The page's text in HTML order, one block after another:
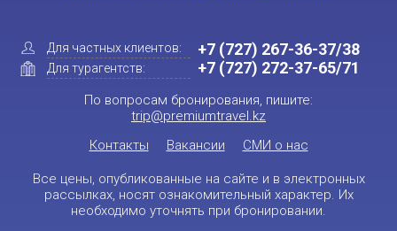
Для частных клиентов:
Для турагентств:
+7 (727) 267-36-37/38
+7 (727) 272-37-65/71
По вопросам бронирования, пишите:
trip@premiumtravel.kz
Контакты
Вакансии СМИ о нас
Все цены, опубликованные на сайте и в электронных
рассылках, носят ознакомительный характер. Их
необходимо уточнять при бронировании.